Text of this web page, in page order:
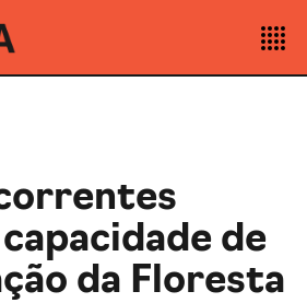
de
da Floresta